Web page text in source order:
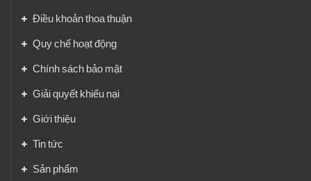
Điều khoản thoa thuận
Quy chế hoạt động
Chính sách bảo mật
Giải quyết khiếu nại
Giới thiệu
Tin tức
Sản phẩm